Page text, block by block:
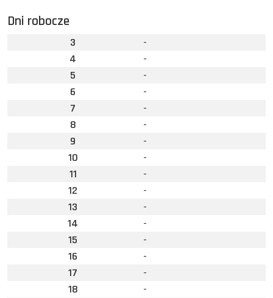
Dni robocze
3
-
4
-
5
-
6
-
7
-
8
-
9
-
10
-
11
-
12
-
13
-
14
-
15
-
16
-
17
-
18
-